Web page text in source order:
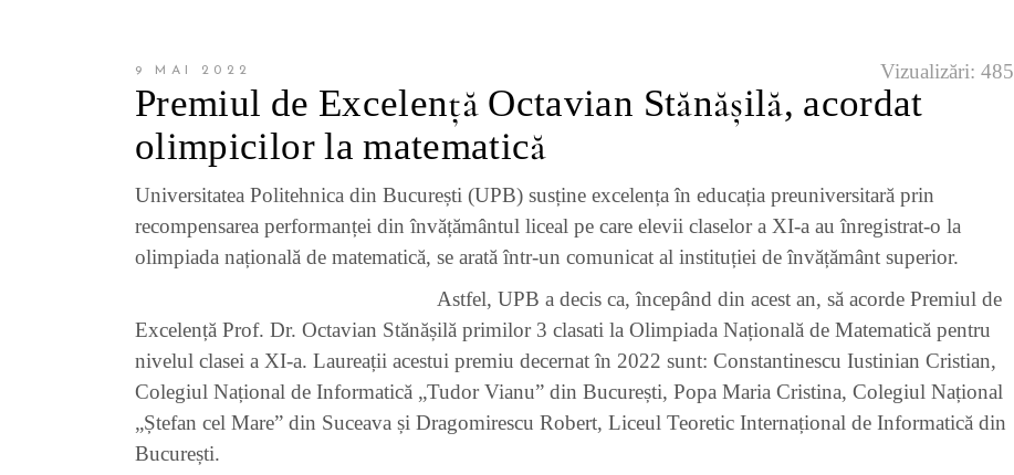
9 MAI 2022
Premiul de Excelență Octavian Stănășilă, acordat
olimpicilor la matematică
Vizualizări: 485
Universitatea Politehnica din București (UPB) susține excelența în educația preuniversitară prin
recompensarea performanței din învățământul liceal pe care elevii claselor a XI-a au înregistrat-o la
olimpiada națională de matematică, se arată într-un comunicat al instituției de învățământ superior.
Astfel, UPB a decis ca, începând din acest an, să acorde Premiul de
Excelență Prof. Dr. Octavian Stănășilă primilor 3 clasati la Olimpiada Națională de Matematică pentru
nivelul clasei a XI-a. Laureații acestui premiu decernat în 2022 sunt: Constantinescu Iustinian Cristian,
Colegiul Național de Informatică „Tudor Vianu” din București, Popa Maria Cristina, Colegiul Național
„Ștefan cel Mare” din Suceava și Dragomirescu Robert, Liceul Teoretic Internațional de Informatică din
București.